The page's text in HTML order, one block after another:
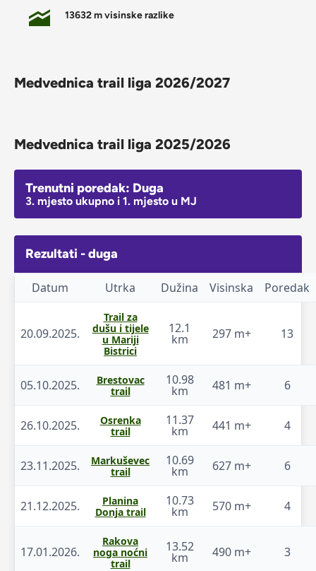
13632 m visinske razlike
Medvednica trail liga 2026/2027
Medvednica trail liga 2025/2026
Trenutni poredak: Duga
3. mjesto ukupno i 1. mjesto u MJ
Rezultati - duga
Datum Utrka Dužina Visinska Poredak
20.09.2025.
Trail za
dušu i tijele
u Mariji
Bistrici
12.1
km 297 m+ 13
05.10.2025.
Brestovac
trail
10.98
km 481 m+ 6
26.10.2025.
Osrenka
trail
11.37
km 441 m+ 4
23.11.2025.
Markuševec
trail
10.69
km 627 m+ 6
21.12.2025.
Planina
Donja trail
10.73
km 570 m+ 4
17.01.2026.
Rakova
noga noćni
trail
13.52
km 490 m+ 3